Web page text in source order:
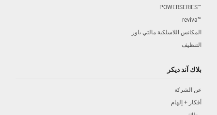
™POWERSERIES
™reviva
المكانس اللاسلكية مالتي باور
التنظيف
بلاك آند ديكر
عن الشركة
أفكار + إلهام